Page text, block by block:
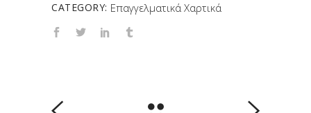
CATEGORY: Επαγγελματικά Χαρτικά